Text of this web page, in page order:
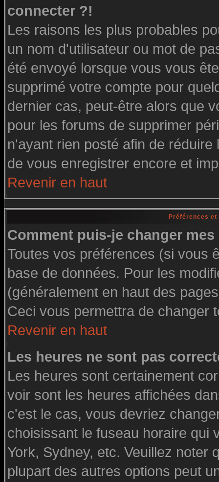
connecter ?!
Les raisons les plus probables
un nom d'utilisateur ou mot de
été envoyé lorsque vous vous
supprimé votre compte pour
dernier cas, peut-être alors que
pour les forums de supprimer
n'ayant rien posté afin de
de vous enregistrer encore et
Revenir en haut
Préférences
Comment puis-je changer
Toutes vos préférences (si vous
base de données. Pour les
(généralement en haut des
Ceci vous permettra de changer
Revenir en haut
Les heures ne sont pas
Les heures sont certainement
voir sont les heures affichées
c'est le cas, vous devriez
choisissant le fuseau horaire qui
York, Sydney, etc. Veuillez noter
plupart des autres options peut